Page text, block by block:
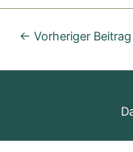
← Vorheriger Beitrag